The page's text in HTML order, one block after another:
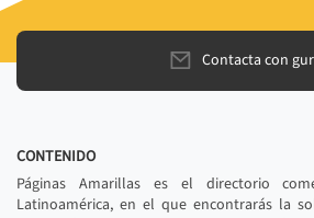
Contacta con
CONTENIDO
Páginas Amarillas es el directorio
Latinoamérica, en el que encontrarás la